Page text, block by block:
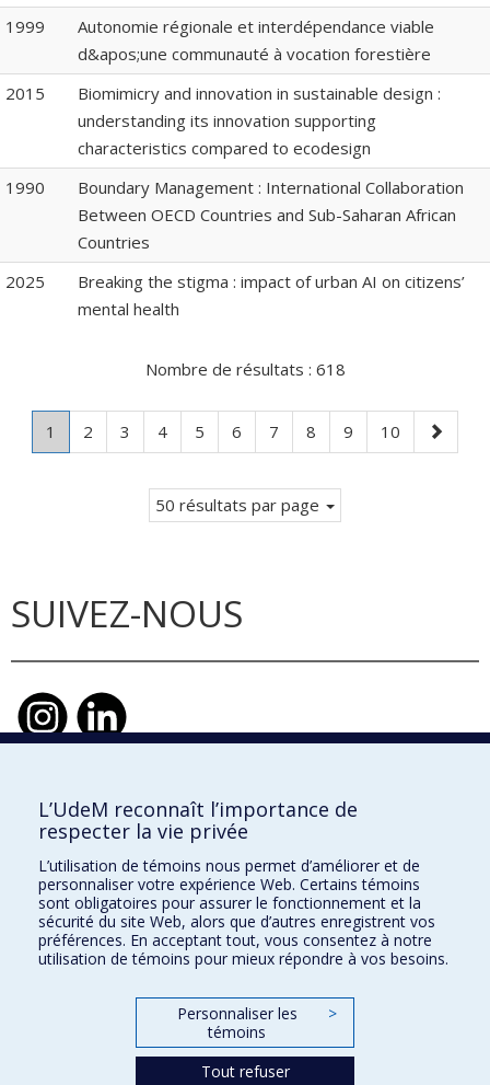
1999
Autonomie régionale et interdépendance viable
d&apos;une communauté à vocation forestière
2015
Biomimicry and innovation in sustainable design :
understanding its innovation supporting
characteristics compared to ecodesign
1990
Boundary Management : International Collaboration
Between OECD Countries and Sub-Saharan African
Countries
2025
Breaking the stigma : impact of urban AI on citizens’
mental health
Nombre de résultats : 618
Page
1
Page
Page
2 Page
3 Page
4 Page
5 Page
6 Page
7 Page
8 Page
9 Page
10
Page
suivante
50 résultats par page
SUIVEZ-NOUS
École d'urbanisme et d'architecture de
paysage
École d'architecture
École de design
Faculté de l'aménagement
L’UdeM reconnaît l’importance de
respecter la vie privée
L’utilisation de témoins nous permet d’améliorer et de
personnaliser votre expérience Web. Certains témoins
sont obligatoires pour assurer le fonctionnement et la
sécurité du site Web, alors que d’autres enregistrent vos
préférences. En acceptant tout, vous consentez à notre
utilisation de témoins pour mieux répondre à vos besoins.
Personnaliser les
témoins
>
Tout refuser